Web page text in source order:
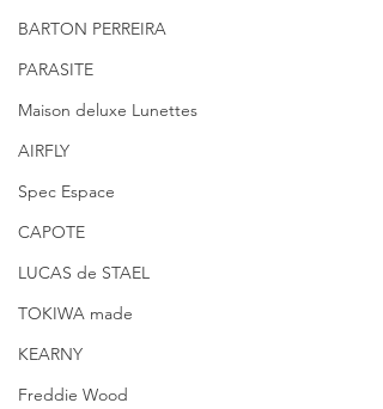
BARTON PERREIRA
PARASITE
Maison deluxe Lunettes
AIRFLY
Spec Espace
CAPOTE
LUCAS de STAEL
TOKIWA made
KEARNY
Freddie Wood